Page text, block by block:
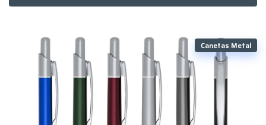
Canetas Metal